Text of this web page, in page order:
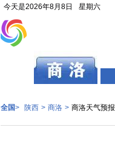
今天是2026年8月8日 星期六
全国> 陕西 > 商洛 > 商洛天气预报